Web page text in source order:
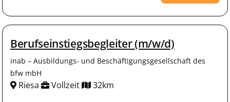
Berufseinstiegsbegleiter (m/w/d)
inab – Ausbildungs- und Beschäftigungsgesellschaft des
bfw mbH
Riesa Vollzeit 32km